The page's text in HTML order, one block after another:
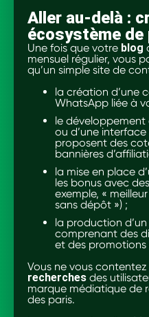
Aller au-delà :
écosystème de
Une fois que votre blog
mensuel régulier, vous
qu’un simple site de
la création d’une
WhatsApp liée à
le développement
ou d’une
proposent des
bannières
la mise en place
les bonus avec
exemple, «
sans dépôt ») ;
la production
comprenant des
et des promotions
Vous ne vous
recherches des
marque médiatique de
des paris.